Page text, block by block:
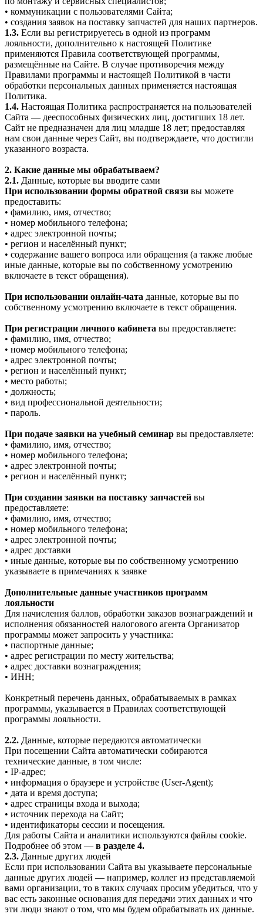
• коммуникации с пользователями Сайта;
• создания заявок на поставку запчастей для наших партнеров.
1.3. Если вы регистрируетесь в одной из программ
лояльности, дополнительно к настоящей Политике
применяются Правила соответствующей программы,
размещённые на Сайте. В случае противоречия между
Правилами программы и настоящей Политикой в части
обработки персональных данных применяется настоящая
Политика.
1.4. Настоящая Политика распространяется на пользователей
Сайта — дееспособных физических лиц, достигших 18 лет.
Сайт не предназначен для лиц младше 18 лет; предоставляя
нам свои данные через Сайт, вы подтверждаете, что достигли
указанного возраста.
2. Какие данные мы обрабатываем?
2.1. Данные, которые вы вводите сами
При использовании формы обратной связи вы можете
предоставить:
• фамилию, имя, отчество;
• номер мобильного телефона;
• адрес электронной почты;
• регион и населённый пункт;
• содержание вашего вопроса или обращения (а также любые
иные данные, которые вы по собственному усмотрению
включаете в текст обращения).
При использовании онлайн-чата данные, которые вы по
собственному усмотрению включаете в текст обращения.
При регистрации личного кабинета вы предоставляете:
• фамилию, имя, отчество;
• номер мобильного телефона;
• адрес электронной почты;
• регион и населённый пункт;
• место работы;
• должность;
• вид профессиональной деятельности;
• пароль.
При подаче заявки на учебный семинар вы предоставляете:
• фамилию, имя, отчество;
• номер мобильного телефона;
• адрес электронной почты;
• регион и населённый пункт;
При создании заявки на поставку запчастей вы
предоставляете:
• фамилию, имя, отчество;
• номер мобильного телефона;
• адрес электронной почты;
• адрес доставки
• иные данные, которые вы по собственному усмотрению
указываете в примечаниях к заявке
Дополнительные данные участников программ
лояльности
Для начисления баллов, обработки заказов вознаграждений и
исполнения обязанностей налогового агента Организатор
программы может запросить у участника:
• паспортные данные;
• адрес регистрации по месту жительства;
• адрес доставки вознаграждения;
• ИНН;
Конкретный перечень данных, обрабатываемых в рамках
программы, указывается в Правилах соответствующей
программы лояльности.
2.2. Данные, которые передаются автоматически
При посещении Сайта автоматически собираются
технические данные, в том числе:
• IP-адрес;
• информация о браузере и устройстве (User-Agent);
• дата и время доступа;
• адрес страницы входа и выхода;
• источник перехода на Сайт;
• идентификаторы сессии и посещения.
Для работы Сайта и аналитики используются файлы cookie.
Подробнее об этом — в разделе 4.
2.3. Данные других людей
Если при использовании Сайта вы указываете персональные
данные других людей — например, коллег из представляемой
вами организации, то в таких случаях просим убедиться, что у
вас есть законные основания для передачи этих данных и что
эти люди знают о том, что мы будем обрабатывать их данные.